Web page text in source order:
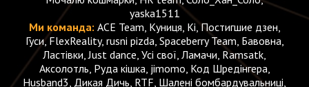
yaska1511
Ми команда: ACE Team, Куниця, Кі, Постигшие дзен,
Гуси, FlexReality, rusni pizda, Spaceberry Team, Бавовна,
Ластівки, Just dance, Усі свої, Ламачи, Ramsatk,
Аксолотль, Руда кішка, jimomo, Код Шредінгера,
Husband3, Дикая Дичь, RTF, Шалені бомбардувальниці,